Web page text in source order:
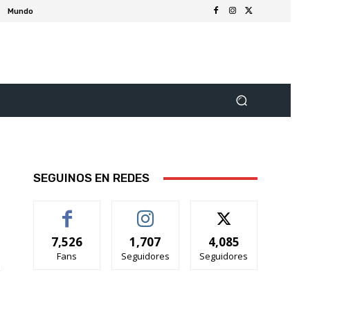
Mundo
SEGUINOS EN REDES
7,526
Fans
1,707
Seguidores
4,085
Seguidores